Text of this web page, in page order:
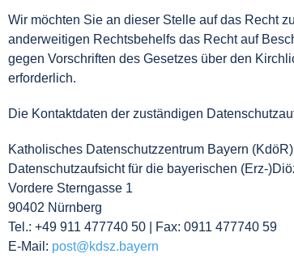
Wir möchten Sie an dieser Stelle auf das Recht
anderweitigen Rechtsbehelfs das Recht auf
gegen Vorschriften des Gesetzes über den
erforderlich.
Die Kontaktdaten der zuständigen
Katholisches Datenschutzzentrum Bayern (KdöR)
Datenschutzaufsicht für die bayerischen (Erz-
Vordere Sterngasse 1
90402 Nürnberg
Tel.: +49 911 477740 50 | Fax: 0911 477740 59
E-Mail: post@kdsz.bayern